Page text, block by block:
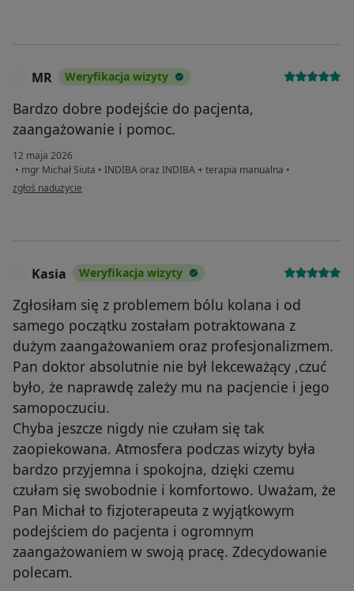
MR Weryfikacja wizyty
Bardzo dobre podejście do pacjenta,
zaangażowanie i pomoc.
12 maja 2026
• mgr Michał Siuta • INDIBA oraz INDIBA + terapia manualna •
w opinii użytkownika MR
zgłoś nadużycie
Kasia Weryfikacja wizyty
Zgłosiłam się z problemem bólu kolana i od
samego początku zostałam potraktowana z
dużym zaangażowaniem oraz profesjonalizmem.
Pan doktor absolutnie nie był lekceważący ,czuć
było, że naprawdę zależy mu na pacjencie i jego
samopoczuciu.
Chyba jeszcze nigdy nie czułam się tak
zaopiekowana. Atmosfera podczas wizyty była
bardzo przyjemna i spokojna, dzięki czemu
czułam się swobodnie i komfortowo. Uważam, że
Pan Michał to fizjoterapeuta z wyjątkowym
podejściem do pacjenta i ogromnym
zaangażowaniem w swoją pracę. Zdecydowanie
polecam.